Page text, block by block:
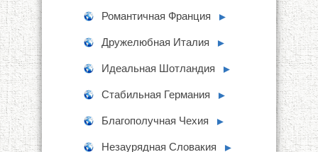
Романтичная Франция ►
Дружелюбная Италия ►
Идеальная Шотландия ►
Стабильная Германия ►
Благополучная Чехия ►
Незаурядная Словакия ►